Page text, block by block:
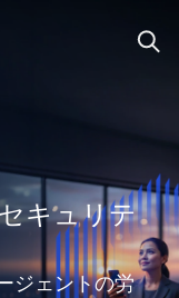
キュリテ
ジェントの労